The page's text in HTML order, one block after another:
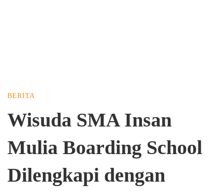
Wisuda
SMA
Insan
BERITA
Wisuda SMA Insan
Mulia Boarding School
Dilengkapi dengan